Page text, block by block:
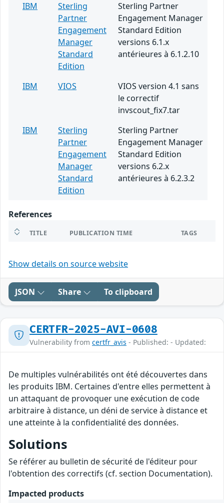
IBM
Sterling
Partner
Engagement
Manager
Standard
Edition
Sterling Partner
Engagement Manager
Standard Edition
versions 6.1.x
antérieures à 6.1.2.10
IBM VIOS
VIOS version 4.1 sans
le correctif
invscout_fix7.tar
IBM
Sterling
Partner
Engagement
Manager
Standard
Edition
Sterling Partner
Engagement Manager
Standard Edition
versions 6.2.x
antérieures à 6.2.3.2
References
TITLE PUBLICATION TIME TAGS
Show details on source website
JSON Share To clipboard
CERTFR-2025-AVI-0608
Vulnerability from certfr_avis - Published: - Updated:
De multiples vulnérabilités ont été découvertes dans
les produits IBM. Certaines d'entre elles permettent à
un attaquant de provoquer une exécution de code
arbitraire à distance, un déni de service à distance et
une atteinte à la confidentialité des données.
Solutions
Se référer au bulletin de sécurité de l'éditeur pour
l'obtention des correctifs (cf. section Documentation).
Impacted products